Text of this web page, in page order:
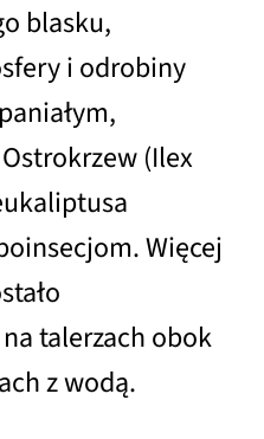
blasku,
i odrobiny
(Ilex
Więcej
talerzach obok
z wodą.